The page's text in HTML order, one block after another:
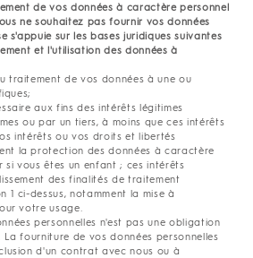
de vos données à caractère personnel
ne souhaitez pas fournir vos données
s'appuie sur les bases juridiques suivantes
et l'utilisation des données à
traitement de vos données à une ou
aux fins des intérêts légitimes
ou par un tiers, à moins que ces intérêts
intérêts ou vos droits et libertés
la protection des données à caractère
si vous êtes un enfant ; ces intérêts
des finalités de traitement
1 ci-dessus, notamment la mise à
votre usage.
personnelles n'est pas une obligation
fourniture de vos données personnelles
d'un contrat avec nous ou à